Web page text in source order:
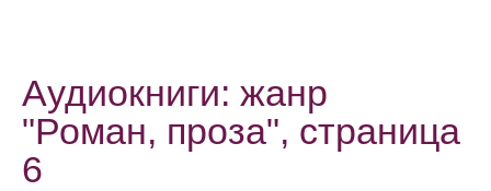
Аудиокниги: жанр
"Роман, проза", страница
6